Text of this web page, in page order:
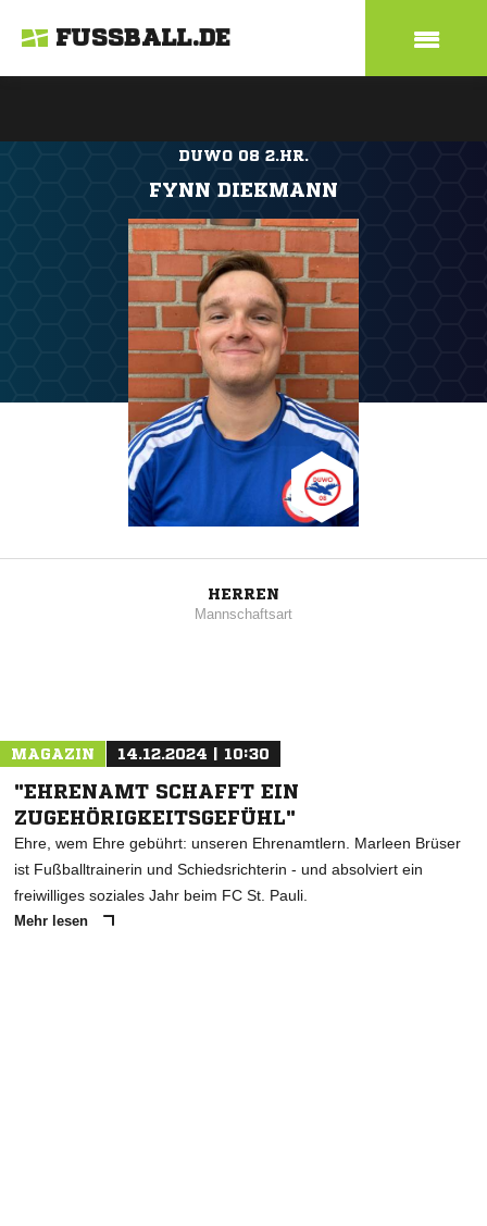
FUSSBALL.DE
DUWO 08 2.HR.
FYNN DIEKMANN
HERREN
Mannschaftsart
MAGAZIN 14.12.2024 | 10:30
"EHRENAMT SCHAFFT EIN
ZUGEHÖRIGKEITSGEFÜHL"
Ehre, wem Ehre gebührt: unseren Ehrenamtlern. Marleen Brüser
ist Fußballtrainerin und Schiedsrichterin - und absolviert ein
freiwilliges soziales Jahr beim FC St. Pauli.
Mehr lesen